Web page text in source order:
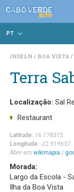
PT
INSELN BOA VISTA
Terra
Localização: Sal
Restaurant
Latitude: 16.178315
Longitude: -22.919637
Abrir em wikimapia /
Morada:
Largo da Escola -
Ilha da Boa Vista